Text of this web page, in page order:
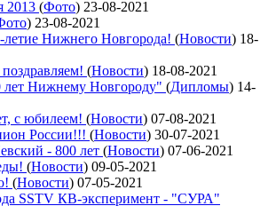
2013 (Фото) 23-08-2021
) 23-08-2021
Нижнего Новгорода! (Новости) 18-
(Новости) 18-08-2021
Нижнему Новгороду" (Дипломы) 14-
с юбилеем! (Новости) 07-08-2021
России!!! (Новости) 30-07-2021
- 800 лет (Новости) 07-06-2021
(Новости) 09-05-2021
(Новости) 07-05-2021
SSTV КВ-эксперимент - "СУРА"